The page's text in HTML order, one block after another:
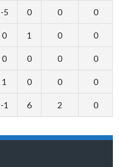
-5 0 0 0
0 1 0 0
0 0 0 0
1 0 0 0
-1 6 2 0